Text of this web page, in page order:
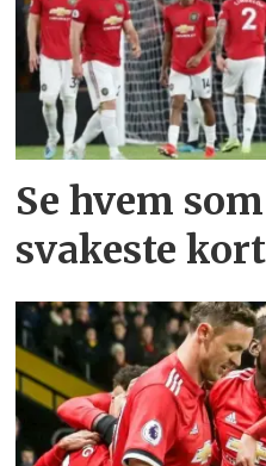
Se hvem
svakeste kort